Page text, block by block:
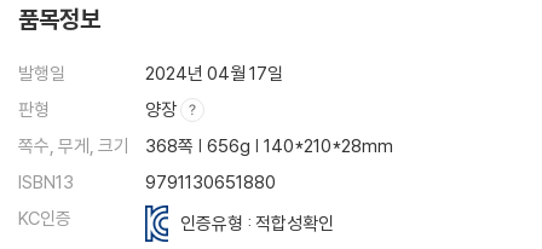
품목정보
발행일
2024년 04월 17일
판형
양장
쪽수, 무게, 크기
368쪽 | 656g | 140*210*28mm
ISBN13
9791130651880
KC인증
인증유형 : 적합성확인